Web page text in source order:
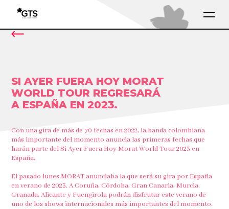
SI AYER FUERA HOY MORAT
WORLD TOUR REGRESARÁ
A ESPAÑA EN 2023.
Con una gira de más de 70 fechas en 2022, la banda colombiana
más importante del momento anuncia las primeras fechas que
harán parte del Si Ayer Fuera Hoy Morat World Tour 2023 en
España.
El pasado lunes MORAT anunciaba la que será su gira por España
en verano de 2023. A Coruña, Córdoba, Gran Canaria, Murcia
Granada, Alicante y Fuengirola podrán disfrutar este verano de
uno de los shows internacionales más importantes del momento.